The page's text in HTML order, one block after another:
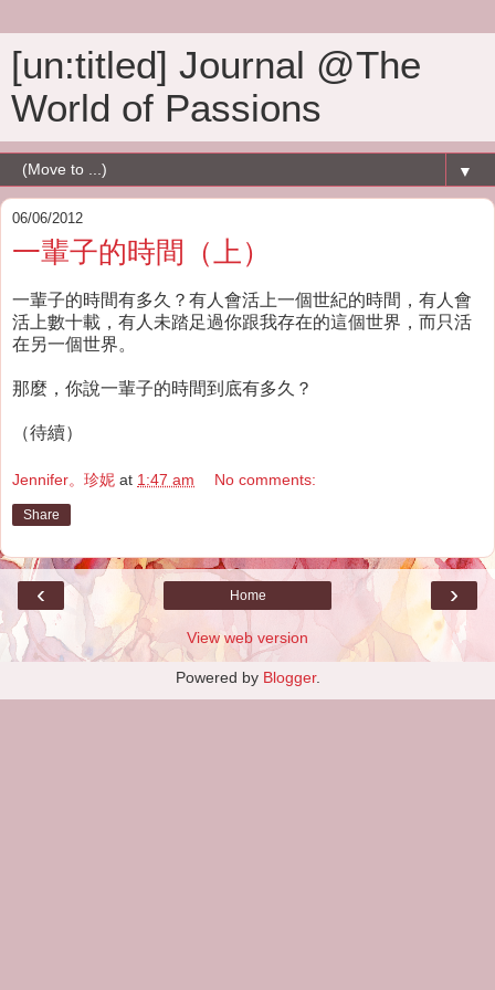
[un:titled] Journal @The
World of Passions
▼
06/06/2012
一輩子的時間（上）
一輩子的時間有多久？有人會活上一個世紀的時間，有人會
活上數十載，有人未踏足過你跟我存在的這個世界，而只活
在另一個世界。
那麼，你說一輩子的時間到底有多久？
（待續）
Jennifer。珍妮 at 1:47 am No comments:
Share
‹ ›
Home
View web version
Powered by Blogger.